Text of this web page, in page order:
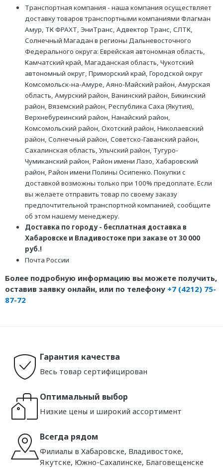
Транспортная компания - наша компания осуществляет
доставку товаров транспортными компаниями Флагман
Амур, ТК ФРАХТ, ЭниТранс, Адвектор Транс, СЛТК,
Солнечный Магадан в регионы Дальневосточного
Федерального округа: Еврейская автономная область,
Камчатский край, Магаданская область, Чукотский
автономный округ, Приморский край, Городской округ
Комсомольск-на-Амуре, Аяно-Майский район, Амурская
область, Амурский район, Ванинский район, Бикинский
район, Вяземский район, Республика Саха (Якутия),
Верхнебуреинский район, Нанайский район,
Комсомольский район, Охотский район, Николаевский
район, Солнечный район, Советско-Гаванский район,
Сахалинская область, Ульчский район, Тугуро-
Чумиканский район, Район имени Лазо, Хабаровский
район, Район имени Полины Осипенко. Покупки с
доставкой возможны только при 100% предоплате. Если
вы желаете отправить товар по своему заказу
предпочтительной транспортной компанией, сообщите
об этом нашему менеджеру.
Доставка по городу - бесплатная доставка в
Хабаровске и Владивостоке при заказе от 30 000
руб.!
Почта России
Более подробную информацию вы можете получить,
оставив заявку онлайн, или по телефону +7 (4212) 75-
87-72
Гарантия качества
Весь товар сертифицирован
Оптимальный выбор
Низкие цены и широкий ассортимент
Всегда рядом
Филиалы в Хабаровске, Владивостоке,
Якутске, Южно-Сахалинске, Благовещенске